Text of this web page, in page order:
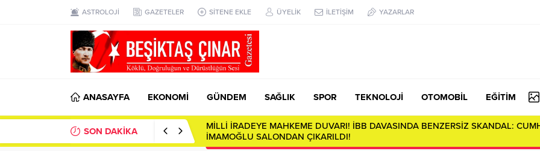
ASTROLOJİ GAZETELER SİTENE EKLE ÜYELİK İLETİŞİM YAZARLAR
ANASAYFA EKONOMİ GÜNDEM SAĞLIK SPOR TEKNOLOJİ OTOMOBİL EĞİTİM
SON DAKİKA Toplumsal Aynada Derin Çatlaklar: Sosyal Çürümenin Anatomisi…